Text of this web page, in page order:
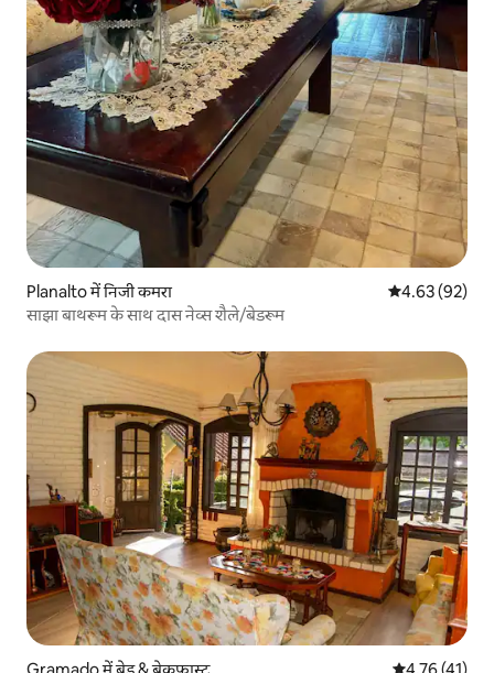
Planalto में निजी कमरा औसत रेटिंग 5 में
4.63 (92)
साझा बाथरूम के साथ दास नेव्स शैले/बेडरूम